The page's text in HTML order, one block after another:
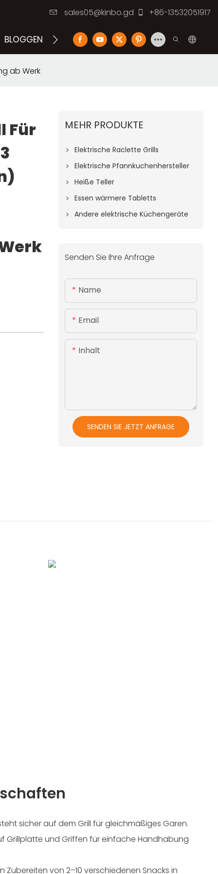
sales05@kinbo.gd +86-13532051917
BLOGGEN KONTAKTIEREN SIE UNS
ab Werk
Für
MEHR PRODUKTE
Elektrische Raclette Grills
Elektrische Pfannkuchenhersteller
Heiße Teller
Essen wärmere Tabletts
Andere elektrische Küchengeräte
Senden Sie Ihre Anfrage
Name
Email
Inhalt
SENDEN SIE JETZT ANFRAGE
sicher auf dem Grill für gleichmäßiges Garen.
Grillplatte und Griffen für einfache Handhabung
Zubereiten von 2–10 verschiedenen Snacks in